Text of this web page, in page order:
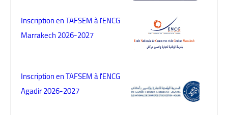
Inscription en TAFSEM à l'ENCG
Marrakech 2026-2027
Inscription en TAFSEM à l'ENCG
Agadir 2026-2027